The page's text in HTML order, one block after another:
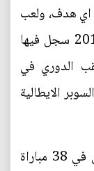
يسجل فيها اي هدف، ولعب
مع يوفنتوس 178 مباراة بين 2012 و2016 سجل فيها
الدوري في
الايطالية
دوليا، شارك بوغبا مع منتخب فرنسا الاول في 38 مباراة